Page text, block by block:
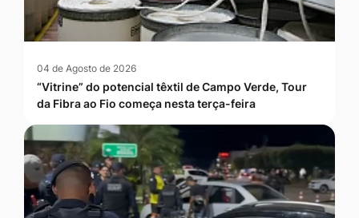
04 de Agosto de 2026
“Vitrine” do potencial têxtil de Campo Verde, Tour
da Fibra ao Fio começa nesta terça-feira